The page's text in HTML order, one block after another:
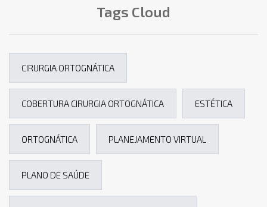
Tags Cloud
CIRURGIA ORTOGNÁTICA
COBERTURA CIRURGIA ORTOGNÁTICA ESTÉTICA
ORTOGNÁTICA PLANEJAMENTO VIRTUAL
PLANO DE SAÚDE